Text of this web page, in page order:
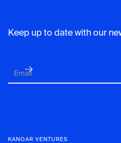
Keep up to date with our
KANOAR VENTURES